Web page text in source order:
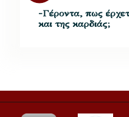
-Γέροντα, πως
και της καρδιάς;